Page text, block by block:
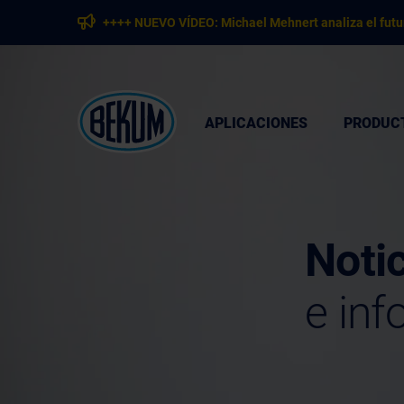
++++ NUEVO VÍDEO: Michael Mehnert analiza el
APLICACIONES
e